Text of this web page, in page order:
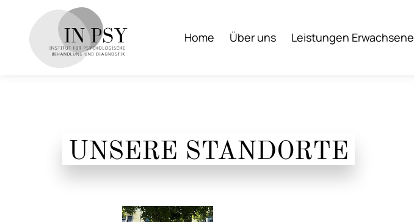
Home Über uns Leistungen Erwachsene
UNSERE STANDORTE